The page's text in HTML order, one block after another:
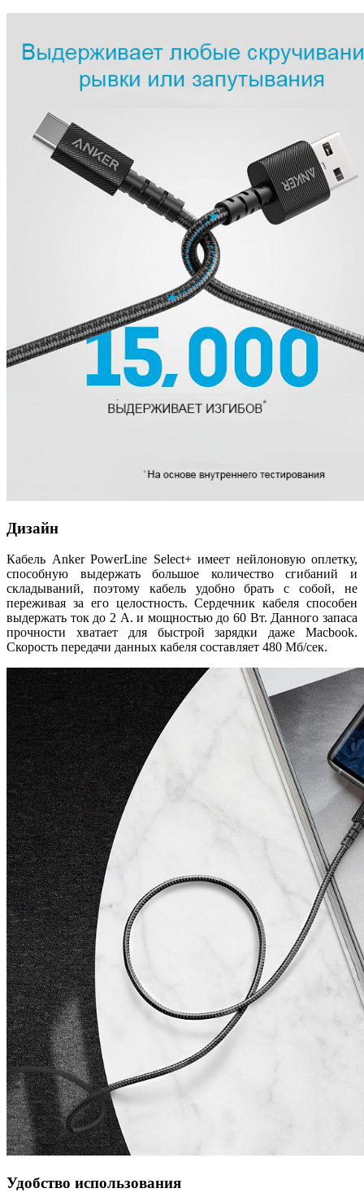
Дизайн
Кабель Anker PowerLine Select+ имеет нейлоновую оплетку,
способную выдержать большое количество сгибаний и
складываний, поэтому кабель удобно брать с собой, не
переживая за его целостность. Сердечник кабеля способен
выдержать ток до 2 А. и мощностью до 60 Вт. Данного запаса
прочности хватает для быстрой зарядки даже Macbook.
Скорость передачи данных кабеля составляет 480 Мб/сек.
Удобство использования